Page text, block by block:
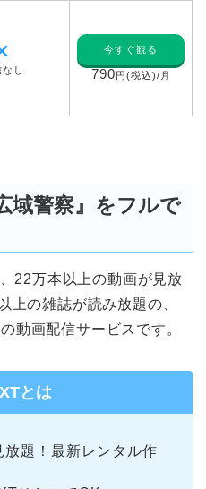
し
今すぐ観る
790 円(税込)/月
域警察』をフルで
22万本以上の動画が見放
上の雑誌が読み放題の、
動画配信サービスです。
とは
題！最新レンタル作